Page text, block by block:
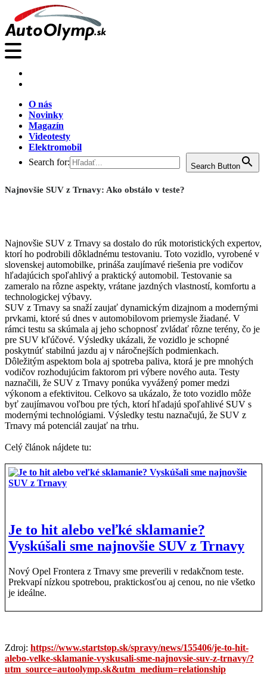
O nás
Novinky
Magazín
Videotesty
Elektromobil
Search for:
Search Button
Najnovšie SUV z Trnavy: Ako obstálo v teste?
Najnovšie SUV z Trnavy sa dostalo do rúk motoristických expertov,
ktorí ho podrobili dôkladnému testovaniu. Toto vozidlo, vyrobené v
slovenskej automobilke, prináša zaujímavé riešenia pre vodičov
hľadajúcich spoľahlivý a praktický automobil. Testovanie sa
zameralo na rôzne aspekty, vrátane jazdných vlastností, komfortu a
technologickej výbavy.
SUV z Trnavy sa snaží zaujať dynamickým dizajnom a modernými
prvkami, ktoré sú dnes v automobilovom priemysle žiadané. V
rámci testu sa skúmala aj jeho schopnosť zvládať rôzne terény, čo je
pre SUV kľúčové. Výsledky ukázali, že vozidlo je schopné
poskytnúť stabilnú jazdu aj v náročnejších podmienkach.
Dôležitým aspektom bola aj spotreba paliva, ktorá je pre mnohých
vodičov rozhodujúcim faktorom pri výbere nového auta. Testy
naznačili, že SUV z Trnavy ponúka vyvážený pomer medzi
výkonom a efektivitou. Celkovo sa ukázalo, že toto vozidlo môže
byť zaujímavou voľbou pre tých, ktorí hľadajú spoľahlivé SUV s
modernými technológiami. Výsledky testu naznačujú, že SUV z
Trnavy má potenciál zaujať na trhu.
Celý článok nájdete tu:
Je to hit alebo veľké sklamanie?
Vyskúšali sme najnovšie SUV z Trnavy
Nový Opel Frontera z Trnavy sme preverili v redakčnom teste.
Prekvapí nízkou spotrebou, praktickosťou aj cenou, no nie všetko
je ideálne.
Zdroj: https://www.startstop.sk/spravy/news/155406/je-to-hit-
alebo-velke-sklamanie-vyskusali-sme-najnovsie-suv-z-trnavy/?
utm_source=autoolymp.sk&utm_medium=relationship